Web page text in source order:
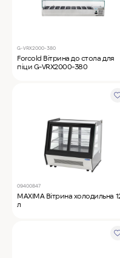
Robot Coupe
Samaref
Rational
G-VRX2000-380
Forcold Вітрина до стола для
піци G-VRX2000-380
09400847
MAXIMA Вітрина холодильна
л